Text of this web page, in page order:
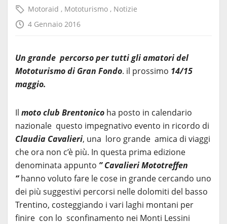
Motoraid , Mototurismo , Notizie
4 Gennaio 2016
Un grande percorso per tutti gli amatori del
Mototurismo di Gran Fondo. il prossimo 14/15
maggio.
Il moto club Brentonico ha posto in calendario
nazionale questo impegnativo evento in ricordo di
Claudia Cavalieri, una loro grande amica di viaggi
che ora non c’è più. In questa prima edizione
denominata appunto ” Cavalieri Mototreffen
“hanno voluto fare le cose in grande cercando uno
dei più suggestivi percorsi nelle dolomiti del basso
Trentino, costeggiando i vari laghi montani per
finire con lo sconfinamento nei Monti Lessini